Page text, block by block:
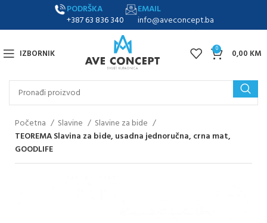
PODRŠKA
+387 63 836 340
EMAIL
info@aveconcept.ba
IZBORNIK 0 0,00 KM
Početna Slavine
Slavine za bide
TEOREMA Slavina za bide, usadna jednoručna, crna mat,
GOODLIFE